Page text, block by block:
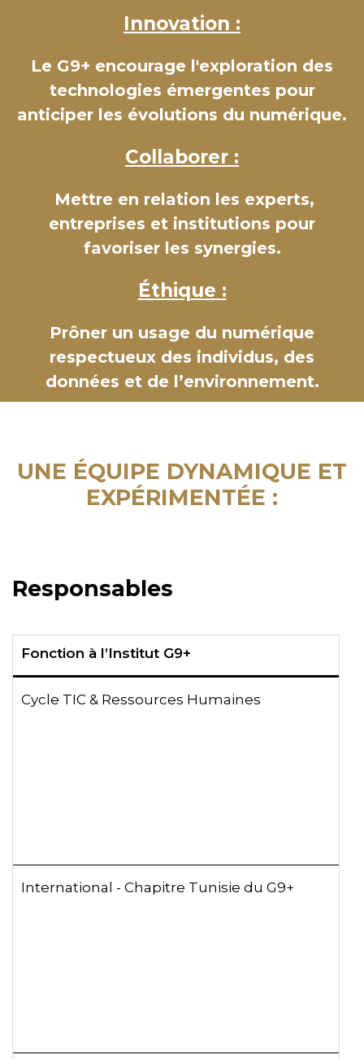
Innovation :
Le G9+ encourage l'exploration des
technologies émergentes pour
anticiper les évolutions du numérique.
Collaborer :
Mettre en relation les experts,
entreprises et institutions pour
favoriser les synergies.
Éthique :
Prôner un usage du numérique
respectueux des individus, des
données et de l’environnement.
UNE ÉQUIPE DYNAMIQUE ET
EXPÉRIMENTÉE :
Responsables
Fonction à l’Institut G9+
Cycle TIC & Ressources Humaines
International - Chapitre Tunisie du G9+